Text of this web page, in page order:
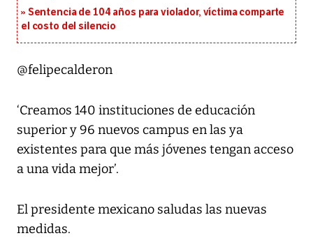
Sentencia de 104 años para violador, víctima comparte
el costo del silencio
@felipecalderon
‘Creamos 140 instituciones de educación
superior y 96 nuevos campus en las ya
existentes para que más jóvenes tengan acceso
a una vida mejor’.
El presidente mexicano saludas las nuevas
medidas.